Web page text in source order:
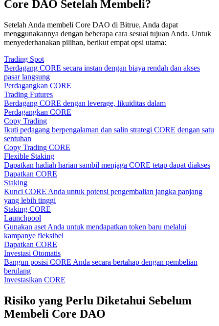
Core DAO Setelah Membeli?
Setelah Anda membeli Core DAO di Bitrue, Anda dapat
menggunakannya dengan beberapa cara sesuai tujuan Anda. Untuk
menyederhanakan pilihan, berikut empat opsi utama:
Trading Spot
Berdagang CORE secara instan dengan biaya rendah dan akses
pasar langsung
Perdagangkan CORE
Trading Futures
Berdagang CORE dengan leverage, likuiditas dalam
Perdagangkan CORE
Copy Trading
Ikuti pedagang berpengalaman dan salin strategi CORE dengan satu
sentuhan
Copy Trading CORE
Flexible Staking
Dapatkan hadiah harian sambil menjaga CORE tetap dapat diakses
Dapatkan CORE
Staking
Kunci CORE Anda untuk potensi pengembalian jangka panjang
yang lebih tinggi
Staking CORE
Launchpool
Gunakan aset Anda untuk mendapatkan token baru melalui
kampanye fleksibel
Dapatkan CORE
Investasi Otomatis
Bangun posisi CORE Anda secara bertahap dengan pembelian
berulang
Investasikan CORE
Risiko yang Perlu Diketahui Sebelum
Membeli Core DAO